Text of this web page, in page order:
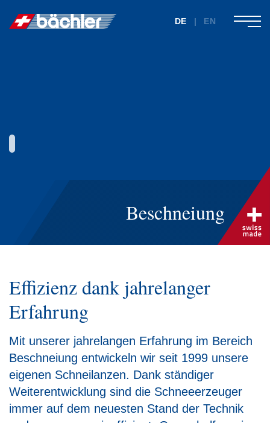
DE | EN
Beschneiung
Effizienz dank jahrelanger
Erfahrung
Mit unserer jahrelangen Erfahrung im Bereich
Beschneiung entwickeln wir seit 1999 unsere
eigenen Schneilanzen. Dank ständiger
Weiterentwicklung sind die Schneeerzeuger
immer auf dem neuesten Stand der Technik